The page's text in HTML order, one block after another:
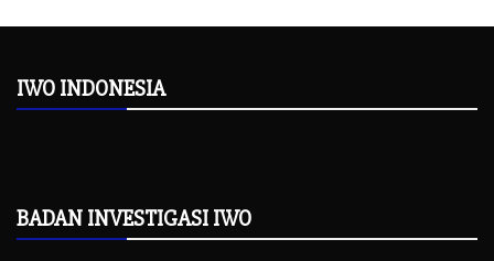
IWO INDONESIA
BADAN INVESTIGASI IWO